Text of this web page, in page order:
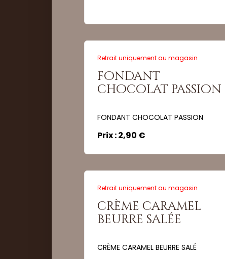
Retrait uniquement au magasin
fondant
chocolat passion
FONDANT CHOCOLAT PASSION
Prix : 2,90 €
Quantité :
Commander
Retrait uniquement au magasin
crème caramel
beurre salée
CRÈME CARAMEL BEURRE SALÉ
Quantité :